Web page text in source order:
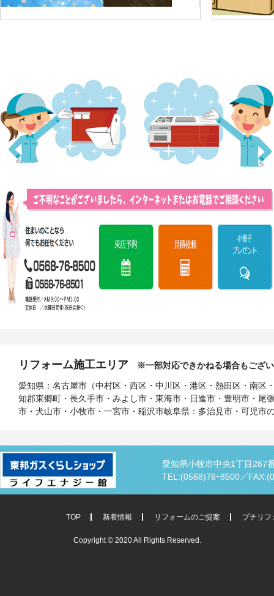
リフォーム施工エリア ※一部対応できかねる場合もござ
愛知県：名古屋市（中村区・西区・中川区・港区・熱田区・南
知郡東郷町・長久手市・みよし市・東海市・日進市・豊明市・
市・犬山市・小牧市・一宮市・稲沢市岐阜県：多治見市・可児市
愛知県小牧市中央1丁目267
TEL:(0568)76ｰ8500／
TOP 新着情報 リフォームのご提案 プチリフ
Copyright © 2020 All Rights Reserved.